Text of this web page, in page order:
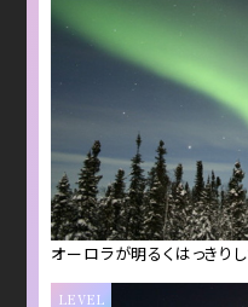
オーロラが明るくはっきり
LEVEL